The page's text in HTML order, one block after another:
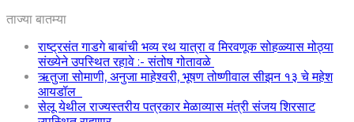
ताज्या बातम्या
राष्ट्रसंत गाडगे बाबांची भव्य रथ यात्रा व मिरवणूक सोहळ्यास मोठ्या
संख्येने उपस्थित रहावे :- संतोष गोतावळे
ऋतुजा सोमाणी, अनुजा माहेश्वरी, भूषण तोष्णीवाल सीझन १३ चे महेश
आयडॉल
सेलू येथील राज्यस्तरीय पत्रकार मेळाव्यास मंत्री संजय शिरसाट